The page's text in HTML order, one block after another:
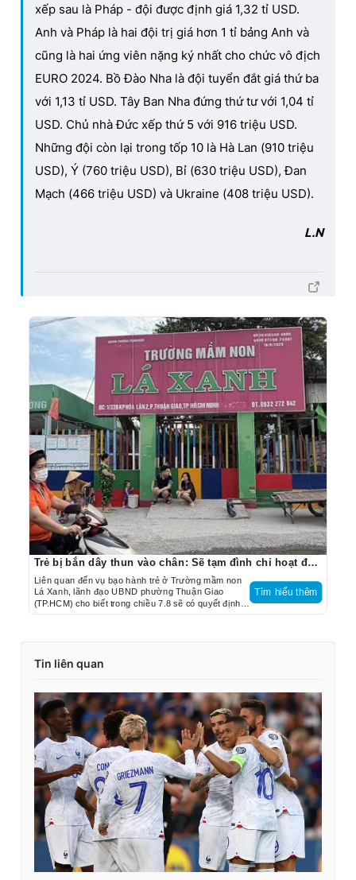
xếp sau là Pháp - đội được định giá 1,32 tỉ USD.
Anh và Pháp là hai đội trị giá hơn 1 tỉ bảng Anh và
cũng là hai ứng viên nặng ký nhất cho chức vô địch
EURO 2024. Bồ Đào Nha là đội tuyển đắt giá thứ ba
với 1,13 tỉ USD. Tây Ban Nha đứng thứ tư với 1,04 tỉ
USD. Chủ nhà Đức xếp thứ 5 với 916 triệu USD.
Những đội còn lại trong tốp 10 là Hà Lan (910 triệu
USD), Ý (760 triệu USD), Bỉ (630 triệu USD), Đan
Mạch (466 triệu USD) và Ukraine (408 triệu USD).
L.N
Trẻ bị bắn dây thun vào chân: Sẽ tạm đình chỉ hoạt động Trường mầm non Lá Xanh
Liên quan đến vụ bạo hành trẻ ở Trường mầm non
Lá Xanh, lãnh đạo UBND phường Thuận Giao
(TP.HCM) cho biết trong chiều 7.8 sẽ có quyết định
tạm đình chỉ hoạt động đối với Trường mầm non Lá
Tìm hiểu thêm
Tin liên quan